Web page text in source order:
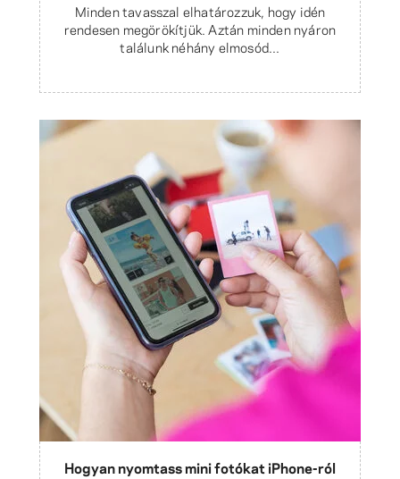
Minden tavasszal elhatározzuk, hogy idén
rendesen megörökítjük. Aztán minden nyáron
találunk néhány elmosód...
Hogyan nyomtass mini fotókat iPhone-ról